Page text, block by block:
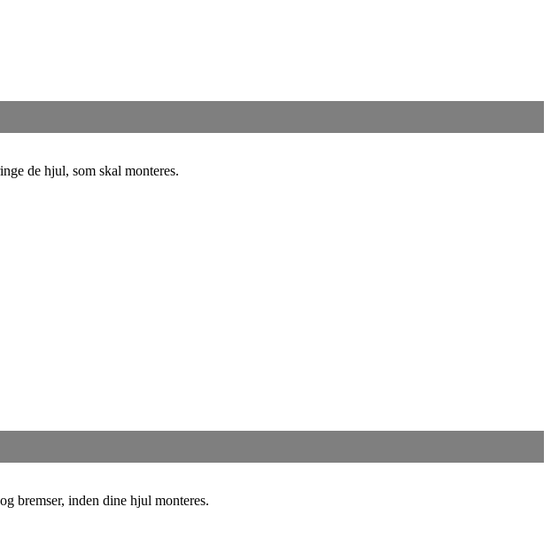
de hjul, som skal monteres.
bremser, inden dine hjul monteres.